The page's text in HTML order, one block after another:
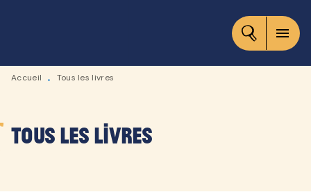
CONTENU
menu
Accueil • Tous les livres
Tous les livres